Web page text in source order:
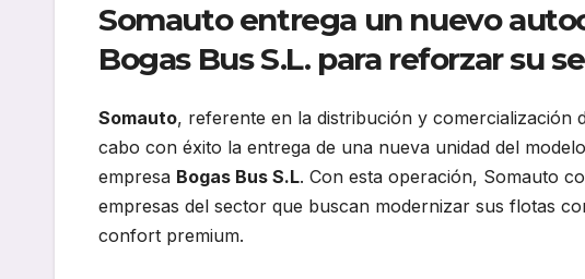
Somauto entrega un nuevo
Bogas Bus S.L. para reforzar su
Somauto, referente en la distribución y comercialización
cabo con éxito la entrega de una nueva unidad del modelo
empresa Bogas Bus S.L. Con esta operación, Somauto
empresas del sector que buscan modernizar sus flotas
confort premium.